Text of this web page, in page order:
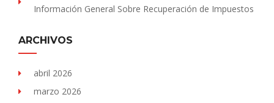
Información General Sobre Recuperación de Impuestos
ARCHIVOS
abril 2026
marzo 2026